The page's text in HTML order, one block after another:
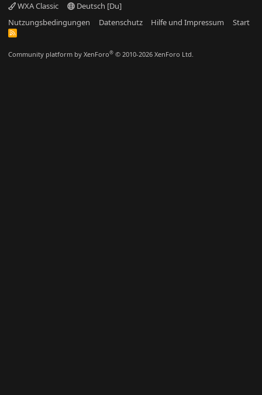
WXA Classic
Deutsch [Du]
Nutzungsbedingungen
Datenschutz Hilfe und Impressum Start
R
Community platform by XenForo® © 2010-2026 XenForo Ltd.